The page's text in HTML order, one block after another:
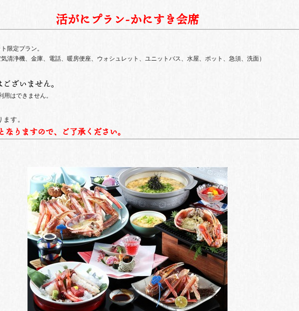
活がにプラン-かにすき会席
限定プラン。
清浄機、金庫、電話、暖房便座、ウォシュレット、ユニットバス、水屋、ポット、急須、洗面）
ざいません。
はできません。
す。
りますので、ご了承ください。